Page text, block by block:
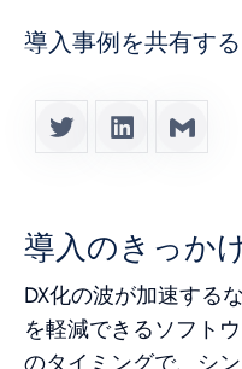
導入事例を共有する
導入のきっか
DX化の波が加速する
を軽減できるソフト